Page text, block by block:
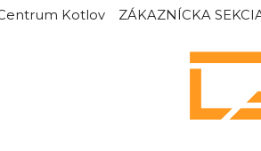
Kotlov ZÁKAZNÍCKA